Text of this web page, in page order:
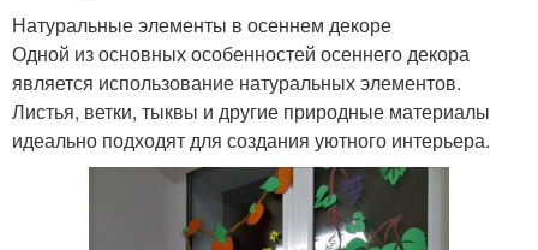
Натуральные элементы в осеннем декоре
Одной из основных особенностей осеннего декора
является использование натуральных элементов.
Листья, ветки, тыквы и другие природные материалы
идеально подходят для создания уютного интерьера.